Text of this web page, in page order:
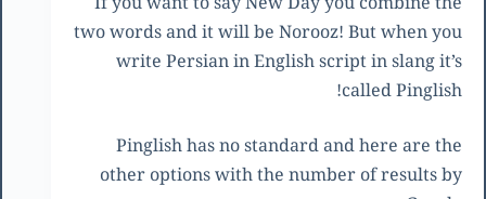
two words and it will be Norooz! But when you
write Persian in English script in slang it’s
called Pinglish!
Pinglish has no standard and here are the
other options with the number of results by